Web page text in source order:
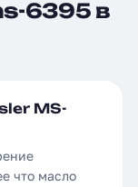
6395 в
MS-
что масло